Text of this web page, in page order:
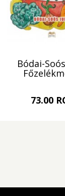
Bódai-
73.00